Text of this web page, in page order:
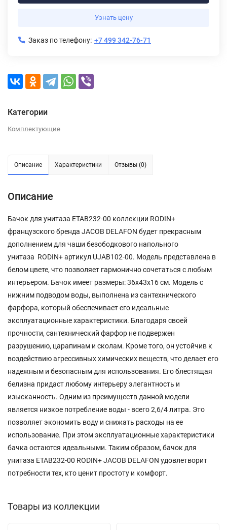
Узнать цену
Заказ по телефону: +7 499 342-76-71
Категории
Комплектующие
Описание Характеристики Отзывы (0)
Описание
Бачок для унитаза ETAB232-00 коллекции RODIN+
французского бренда JACOB DELAFON будет прекрасным
дополнением для чаши безободкового напольного
унитаза RODIN+ артикул UJAB102-00. Модель представлена в
белом цвете, что позволяет гармонично сочетаться с любым
интерьером. Бачок имеет размеры: 36x43x16 см. Модель с
нижним подводом воды, выполнена из сантехнического
фарфора, который обеспечивает его идеальные
эксплуатационные характеристики. Благодаря своей
прочности, сантехнический фарфор не подвержен
разрушению, царапинам и сколам. Кроме того, он устойчив к
воздействию агрессивных химических веществ, что делает его
надежным и безопасным для использования. Его блестящая
белизна придаст любому интерьеру элегантность и
изысканность. Одним из преимуществ данной модели
является низкое потребление воды - всего 2,6/4 литра. Это
позволяет экономить воду и снижать расходы на ее
использование. При этом эксплуатационные характеристики
бачка остаются идеальными. Таким образом, бачок для
унитаза ETAB232-00 RODIN+ JACOB DELAFON удовлетворит
потребности тех, кто ценит простоту и комфорт.
Товары из коллекции